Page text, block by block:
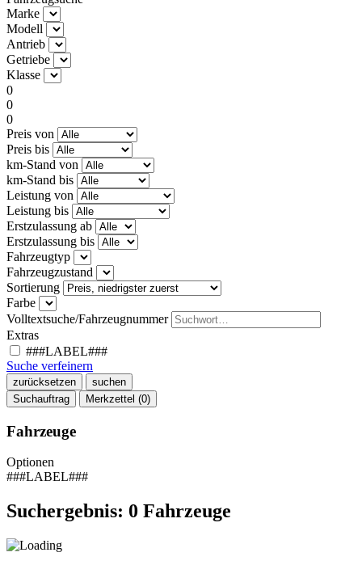
Marke
Modell
Antrieb
Getriebe
Klasse
0
0
0
Preis von
Preis bis
km-Stand von
km-Stand bis
Leistung von
Leistung bis
Erstzulassung ab
Erstzulassung bis
Fahrzeugtyp
Fahrzeugzustand
Sortierung
Farbe
Volltextsuche/Fahrzeugnummer
Extras
###LABEL###
Suche verfeinern
zurücksetzen
suchen
Suchauftrag
Merkzettel (0)
Fahrzeuge
Optionen
###LABEL###
Suchergebnis: 0 Fahrzeuge